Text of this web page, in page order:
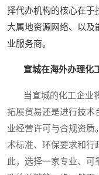
择代办机构的核心在于
大属地资源网络、以及
业服务商。
宣城在海外办理化
当宣城的化工企业将
拓展贸易还是进行技术
业经营许可与合规资质
术标准、环保要求和行
此，选择一家专业、